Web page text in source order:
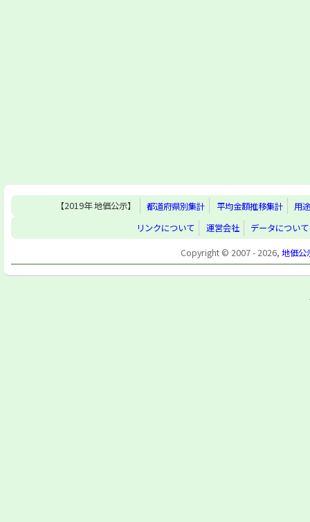
【2019年 地価公示】 都道府県別集計 平均金額推移集計
用
リンクについて
運営会社
データについて
Copyright © 2007 - 2026, 地価公